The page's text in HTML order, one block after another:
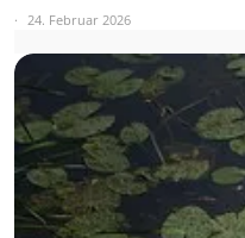
24. Februar 2026